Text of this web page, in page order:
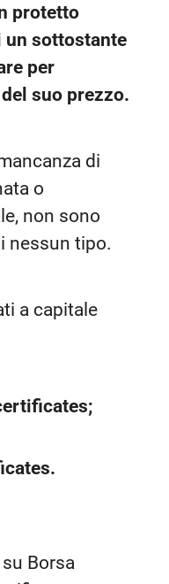
protetto
un sottostante
per
suo prezzo.
di
o
non sono
nessun tipo.
a capitale
Borsa